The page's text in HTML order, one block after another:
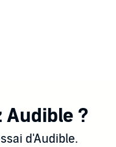
Audible ?
d'Audible.